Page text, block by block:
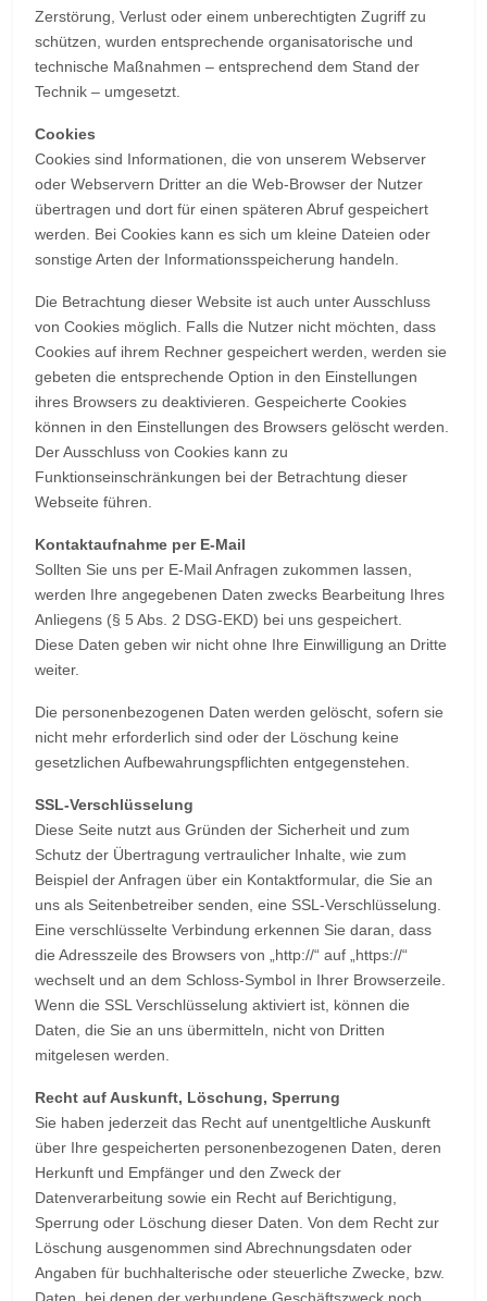
Zerstörung, Verlust oder einem unberechtigten Zugriff zu
schützen, wurden entsprechende organisatorische und
technische Maßnahmen – entsprechend dem Stand der
Technik – umgesetzt.
Cookies
Cookies sind Informationen, die von unserem Webserver
oder Webservern Dritter an die Web-Browser der Nutzer
übertragen und dort für einen späteren Abruf gespeichert
werden. Bei Cookies kann es sich um kleine Dateien oder
sonstige Arten der Informationsspeicherung handeln.
Die Betrachtung dieser Website ist auch unter Ausschluss
von Cookies möglich. Falls die Nutzer nicht möchten, dass
Cookies auf ihrem Rechner gespeichert werden, werden sie
gebeten die entsprechende Option in den Einstellungen
ihres Browsers zu deaktivieren. Gespeicherte Cookies
können in den Einstellungen des Browsers gelöscht werden.
Der Ausschluss von Cookies kann zu
Funktionseinschränkungen bei der Betrachtung dieser
Webseite führen.
Kontaktaufnahme per E-Mail
Sollten Sie uns per E-Mail Anfragen zukommen lassen,
werden Ihre angegebenen Daten zwecks Bearbeitung Ihres
Anliegens (§ 5 Abs. 2 DSG-EKD) bei uns gespeichert.
Diese Daten geben wir nicht ohne Ihre Einwilligung an Dritte
weiter.
Die personenbezogenen Daten werden gelöscht, sofern sie
nicht mehr erforderlich sind oder der Löschung keine
gesetzlichen Aufbewahrungspflichten entgegenstehen.
SSL-Verschlüsselung
Diese Seite nutzt aus Gründen der Sicherheit und zum
Schutz der Übertragung vertraulicher Inhalte, wie zum
Beispiel der Anfragen über ein Kontaktformular, die Sie an
uns als Seitenbetreiber senden, eine SSL-Verschlüsselung.
Eine verschlüsselte Verbindung erkennen Sie daran, dass
die Adresszeile des Browsers von „http://“ auf „https://“
wechselt und an dem Schloss-Symbol in Ihrer Browserzeile.
Wenn die SSL Verschlüsselung aktiviert ist, können die
Daten, die Sie an uns übermitteln, nicht von Dritten
mitgelesen werden.
Recht auf Auskunft, Löschung, Sperrung
Sie haben jederzeit das Recht auf unentgeltliche Auskunft
über Ihre gespeicherten personenbezogenen Daten, deren
Herkunft und Empfänger und den Zweck der
Datenverarbeitung sowie ein Recht auf Berichtigung,
Sperrung oder Löschung dieser Daten. Von dem Recht zur
Löschung ausgenommen sind Abrechnungsdaten oder
Angaben für buchhalterische oder steuerliche Zwecke, bzw.